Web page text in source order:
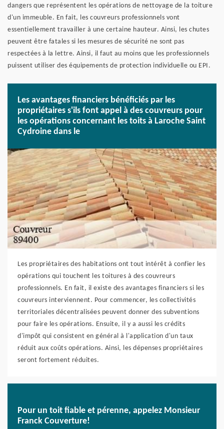
dangers que représentent les opérations de nettoyage de la toiture
d'un immeuble. En fait, les couvreurs professionnels vont
essentiellement travailler à une certaine hauteur. Ainsi, les chutes
peuvent être fatales si les mesures de sécurité ne sont pas
respectées à la lettre. Ainsi, il faut au moins que les professionnels
puissent utiliser des équipements de protection individuelle ou EPI.
Les avantages financiers bénéficiés par les
propriétaires s'ils font appel à des couvreurs pour
les opérations concernant les toits à Laroche Saint
Cydroine dans le
Les propriétaires des habitations ont tout intérêt à confier les
opérations qui touchent les toitures à des couvreurs
professionnels. En fait, il existe des avantages financiers si les
couvreurs interviennent. Pour commencer, les collectivités
territoriales décentralisées peuvent donner des subventions
pour faire les opérations. Ensuite, il y a aussi les crédits
d'impôt qui consistent en général à l'application d'un taux
réduit aux coûts opérations. Ainsi, les dépenses propriétaires
seront fortement réduites.
Pour un toit fiable et pérenne, appelez Monsieur
Franck Couverture!